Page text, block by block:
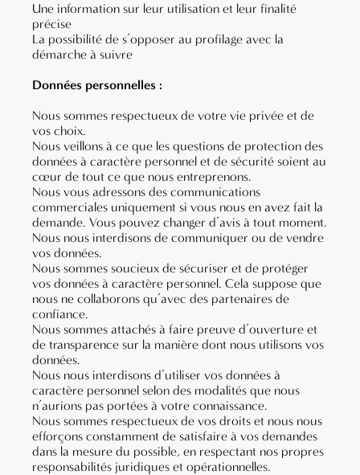
Une information sur leur utilisation et leur finalité
précise
La possibilité de s’opposer au profilage avec la
démarche à suivre
Données personnelles :
Nous sommes respectueux de votre vie privée et de
vos choix.
Nous veillons à ce que les questions de protection des
données à caractère personnel et de sécurité soient au
cœur de tout ce que nous entreprenons.
Nous vous adressons des communications
commerciales uniquement si vous nous en avez fait la
demande. Vous pouvez changer d’avis à tout moment.
Nous nous interdisons de communiquer ou de vendre
vos données.
Nous sommes soucieux de sécuriser et de protéger
vos données à caractère personnel. Cela suppose que
nous ne collaborons qu’avec des partenaires de
confiance.
Nous sommes attachés à faire preuve d’ouverture et
de transparence sur la manière dont nous utilisons vos
données.
Nous nous interdisons d’utiliser vos données à
caractère personnel selon des modalités que nous
n’aurions pas portées à votre connaissance.
Nous sommes respectueux de vos droits et nous nous
efforçons constamment de satisfaire à vos demandes
dans la mesure du possible, en respectant nos propres
responsabilités juridiques et opérationnelles.